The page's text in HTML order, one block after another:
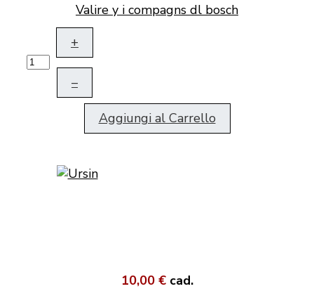
Valire y i compagns dl bosch
+
–
Aggiungi al Carrello
10,00 € cad.